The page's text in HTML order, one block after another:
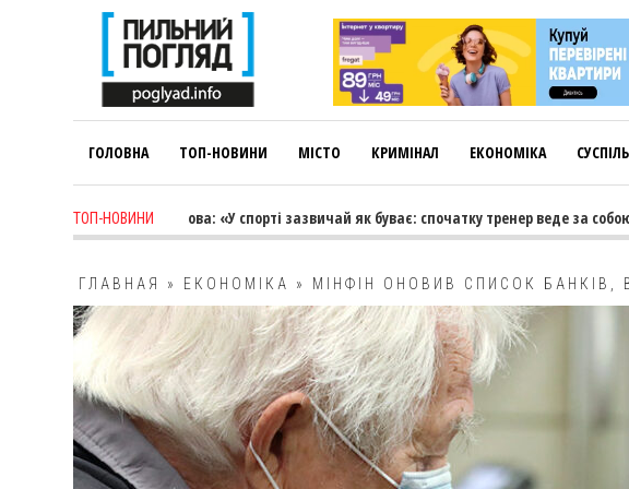
ГОЛОВНА ТОП-НОВИНИ МІСТО КРИМІНАЛ ЕКОНОМІКА
ТОП-НОВИНИ
Лариса Коновалова: «У спорті зазвичай як буває: спочатку тренер веде за собою
ГЛАВНАЯ » ЕКОНОМІКА » МІНФІН ОНОВИВ СПИСОК БАНКІВ,
ПЕНСІЇ